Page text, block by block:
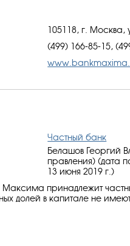
105118, г. Москва,
(499) 166-85-15,
Частный банк
Белашов Георгий
правления) (дата
13 июня 2019 г.)
Максима принадлежит
долей в капитале не